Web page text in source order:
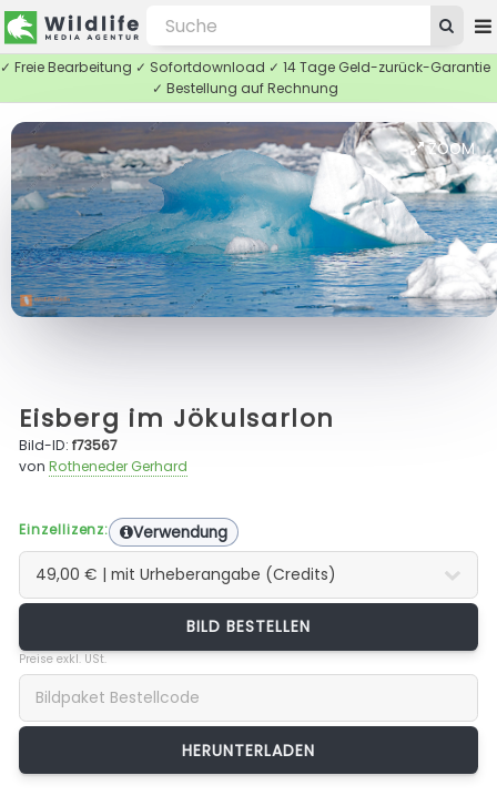
✓ Freie Bearbeitung ✓ Sofortdownload ✓ 14 Tage Geld-zurück-Garantie
✓ Bestellung auf Rechnung
ZOOM
Eisberg im Jökulsarlon
Bild-ID:f73567
vonRotheneder Gerhard
Einzellizenz: Verwendung
BILD BESTELLEN
Preise exkl. USt.